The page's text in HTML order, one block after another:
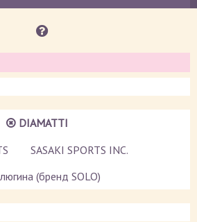
DIAMATTI
SASAKI SPORTS INC.
(бренд SOLO)